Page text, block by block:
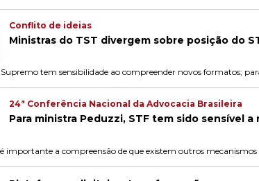
Conflito de ideias
Ministras do TST divergem sobre posição do
tem sensibilidade ao compreender novos formatos;
24ª Conferência Nacional da Advocacia Brasileira
Para ministra Peduzzi, STF tem sido sensível
importante a compreensão de que existem outros